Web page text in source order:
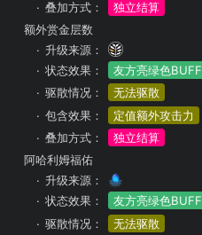
叠加方式：
独立结算
额外赏金层数
升级来源：
状态效果：
友方亮绿色BUFF
驱散情况：
无法驱散
包含效果：
定值额外攻击力
叠加方式：
独立结算
阿哈利姆福佑
升级来源：
状态效果：
友方亮绿色BUFF
驱散情况：
无法驱散